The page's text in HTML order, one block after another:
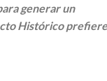
generar un
Histórico